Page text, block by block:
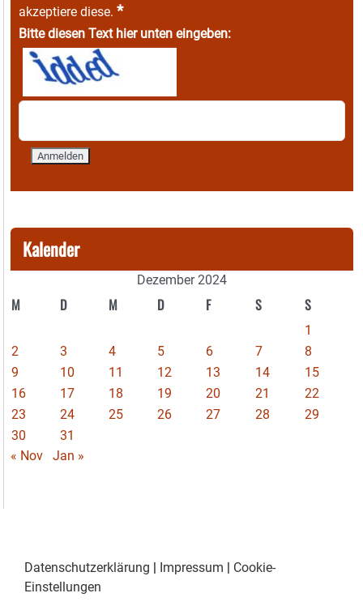
akzeptiere diese. *
Bitte diesen Text hier unten eingeben:
Kalender
Dezember 2024
M D M D F S S
1
2
3 4 5 6 7
8
9
10 11 12 13 14
15
16
17 18 19 20 21
22
23
24 25 26 27 28
29
30
31
« Nov
Jan »
Datenschutzerklärung | Impressum | Cookie-
Einstellungen